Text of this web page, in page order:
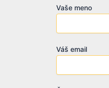
Vaše meno
Váš email